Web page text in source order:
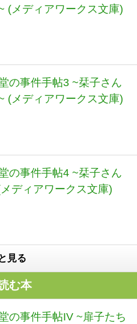
(メディアワークス文庫)
の事件手帖3 ~栞子さん
(メディアワークス文庫)
の事件手帖4 ~栞子さん
ディアワークス文庫)
見る
む本
の事件手帖IV ~扉子たち